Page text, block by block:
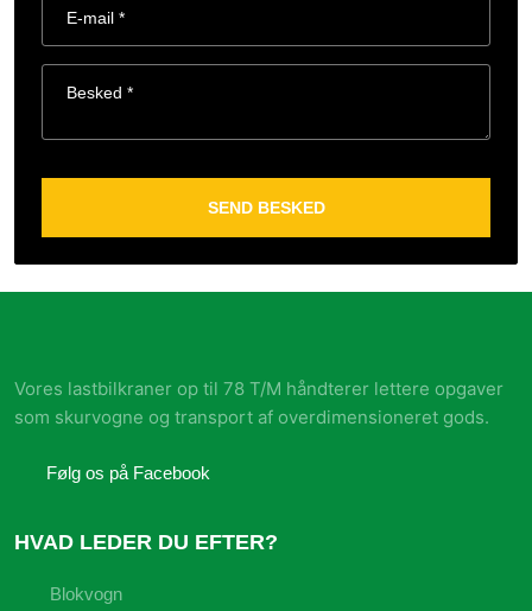
Vores lastbilkraner op til 78 T/M håndterer lettere opgaver
som skurvogne og transport af overdimensioneret gods.
​Følg os på Facebook
HVAD LEDER DU EFTER?
Blokvogn